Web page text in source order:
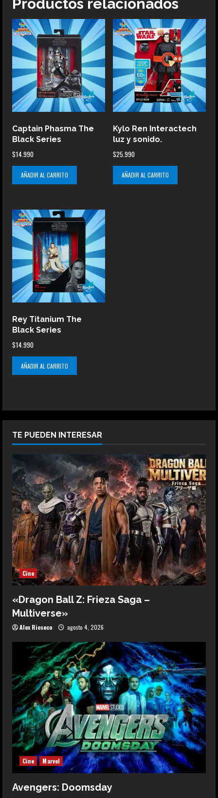
Productos relacionados
Captain Phasma The
Black Series
$14.990
AÑADIR AL CARRITO
Kylo Ren Interactech
luz y sonido.
$25.990
AÑADIR AL CARRITO
Rey Titanium The
Black Series
$14.990
AÑADIR AL CARRITO
TE PUEDEN INTERESAR
Cine
«Dragon Ball Z: Frieza Saga –
Multiverse»
Alex Rioseco agosto 4, 2026
Cine Marvel
Avengers: Doomsday